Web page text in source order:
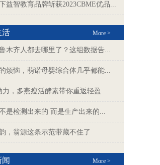
益智教育品牌斩获2023CBME优品...
活 More >
木齐人都去哪里了？这组数据告...
烦恼，萌诺母婴综合体几乎都能...
力，多燕瘦活酵素带你重返轻盈
是检测出来的 而是生产出来的...
，翁源这条示范带藏不住了
More >